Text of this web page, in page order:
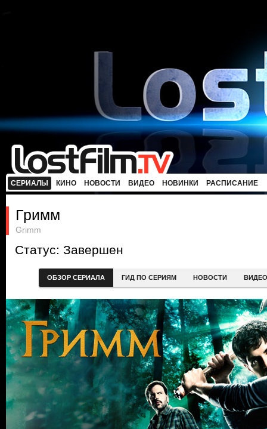
СЕРИАЛЫ КИНО НОВОСТИ ВИДЕО НОВИНКИ РАСПИСАНИЕ
Гримм
Grimm
Статус: Завершен
ОБЗОР СЕРИАЛА ГИД ПО СЕРИЯМ НОВОСТИ ВИДЕО